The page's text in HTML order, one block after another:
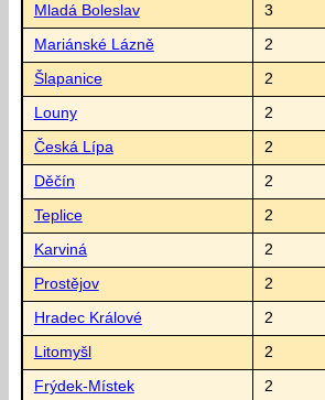
Mladá Boleslav 3
Mariánské Lázně 2
Šlapanice 2
Louny 2
Česká Lípa 2
Děčín 2
Teplice 2
Karviná 2
Prostějov 2
Hradec Králové 2
Litomyšl 2
Frýdek-Místek 2